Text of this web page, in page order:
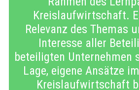
Kreislaufwirtschaft.
Relevanz des Themas
Interesse aller
beteiligten Unternehmen
Lage, eigene Ansätze
Kreislaufwirtschaft